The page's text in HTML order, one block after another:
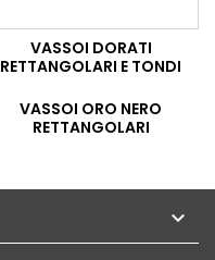
VASSOI DORATI
RETTANGOLARI E TONDI
VASSOI ORO NERO
RETTANGOLARI
